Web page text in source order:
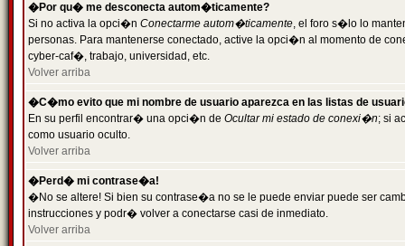
�Por qu� me desconecta autom�ticamente?
Si no activa la opci�n Conectarme autom�ticamente, el foro s�lo lo
personas. Para mantenerse conectado, active la opci�n al momento de
cyber-caf�, trabajo, universidad, etc.
Volver arriba
�C�mo evito que mi nombre de usuario aparezca en las listas de
En su perfil encontrar� una opci�n de Ocultar mi estado de conexi�n; si
como usuario oculto.
Volver arriba
�Perd� mi contrase�a!
�No se altere! Si bien su contrase�a no se le puede enviar puede ser
instrucciones y podr� volver a conectarse casi de inmediato.
Volver arriba